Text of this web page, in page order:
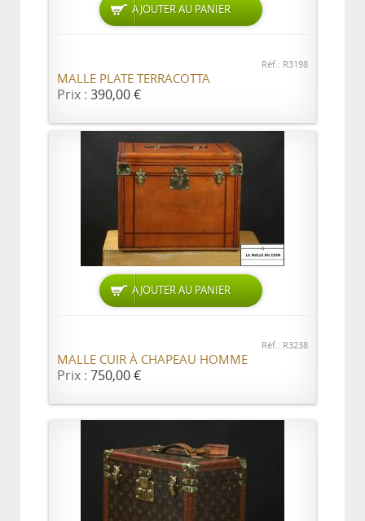
AJOUTER AU PANIER
Réf.: R3198
MALLE PLATE TERRACOTTA
Prix : 390,00 €
AJOUTER AU PANIER
Réf.: R3238
MALLE CUIR À CHAPEAU HOMME
Prix : 750,00 €